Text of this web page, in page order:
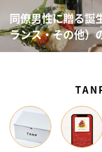
同僚男性に贈る誕
ランス・その他）